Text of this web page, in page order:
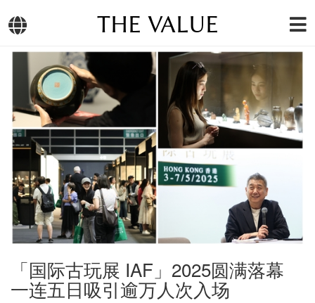
THE VALUE
「国际古玩展 IAF」2025圆满落幕
一连五日吸引逾万人次入场